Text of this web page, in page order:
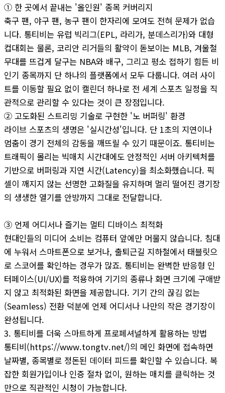
① 한 곳에서 끝내는 '올인원' 종목 커버리지
축구 팬, 야구 팬, 농구 팬이 한자리에 모여도 전혀 문제가 없습
니다. 통티비는 유럽 빅리그(EPL, 라리가, 분데스리가)와 대형
컵대회는 물론, 코리안 리거들의 활약이 돋보이는 MLB, 겨울철
무대를 뜨겁게 달구는 NBA와 배구, 그리고 평소 접하기 힘든 비
인기 종목까지 단 하나의 플랫폼에서 모두 다룹니다. 여러 사이
트를 이동할 필요 없이 캘린더 하나로 전 세계 스포츠 일정을 직
관적으로 관리할 수 있다는 것이 큰 장점입니다.
② 고도화된 스트리밍 기술로 구현한 '노 버퍼링' 환경
라이브 스포츠의 생명은 '실시간성'입니다. 단 1초의 지연이나
멈춤이 경기 전체의 감동을 깨뜨릴 수 있기 때문이죠. 통티비는
트래픽이 몰리는 빅매치 시간대에도 안정적인 서버 아키텍처를
기반으로 버퍼링과 지연 시간(Latency)을 최소화했습니다. 픽
셀이 깨지지 않는 선명한 고화질을 유지하며 멀리 떨어진 경기장
의 생생한 열기를 안방까지 그대로 전달합니다.
③ 언제 어디서나 즐기는 멀티 디바이스 최적화
현대인들의 미디어 소비는 컴퓨터 앞에만 머물지 않습니다. 침대
에 누워서 스마트폰으로 보거나, 출퇴근길 지하철에서 태블릿으
로 스코어를 확인하는 경우가 많죠. 통티비는 완벽한 반응형 인
터페이스(UI/UX)를 적용하여 기기의 종류나 화면 크기에 구애받
지 않고 최적화된 화면을 제공합니다. 기기 간의 끊김 없는
(Seamless) 전환 덕분에 언제 어디서나 나만의 작은 경기장이
완성됩니다.
3. 통티비를 더욱 스마트하게 프로페셔널하게 활용하는 방법
통티비(https://www.tongtv.net/)의 메인 화면에 접속하면
날짜별, 종목별로 정돈된 데이터 피드를 확인할 수 있습니다. 복
잡한 회원가입이나 인증 절차 없이, 원하는 매치를 클릭하는 것
만으로 직관적인 시청이 가능합니다.